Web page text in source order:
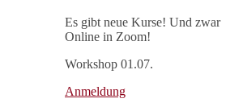
Es gibt neue Kurse! Und zwar
Online in Zoom!
Workshop 01.07.
Anmeldung